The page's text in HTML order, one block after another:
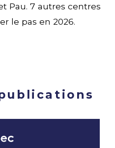
Pau. 7 autres centres
le pas en 2026.